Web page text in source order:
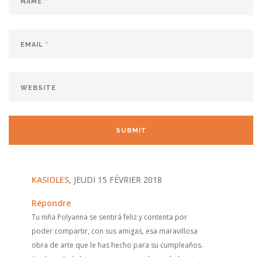
KASIOLES, JEUDI 15 FÉVRIER 2018
Répondre
Tu niña Polyanna se sentirá feliz y contenta por
poder compartir, con sus amigas, esa maravillosa
obra de arte que le has hecho para su cumpleaños.